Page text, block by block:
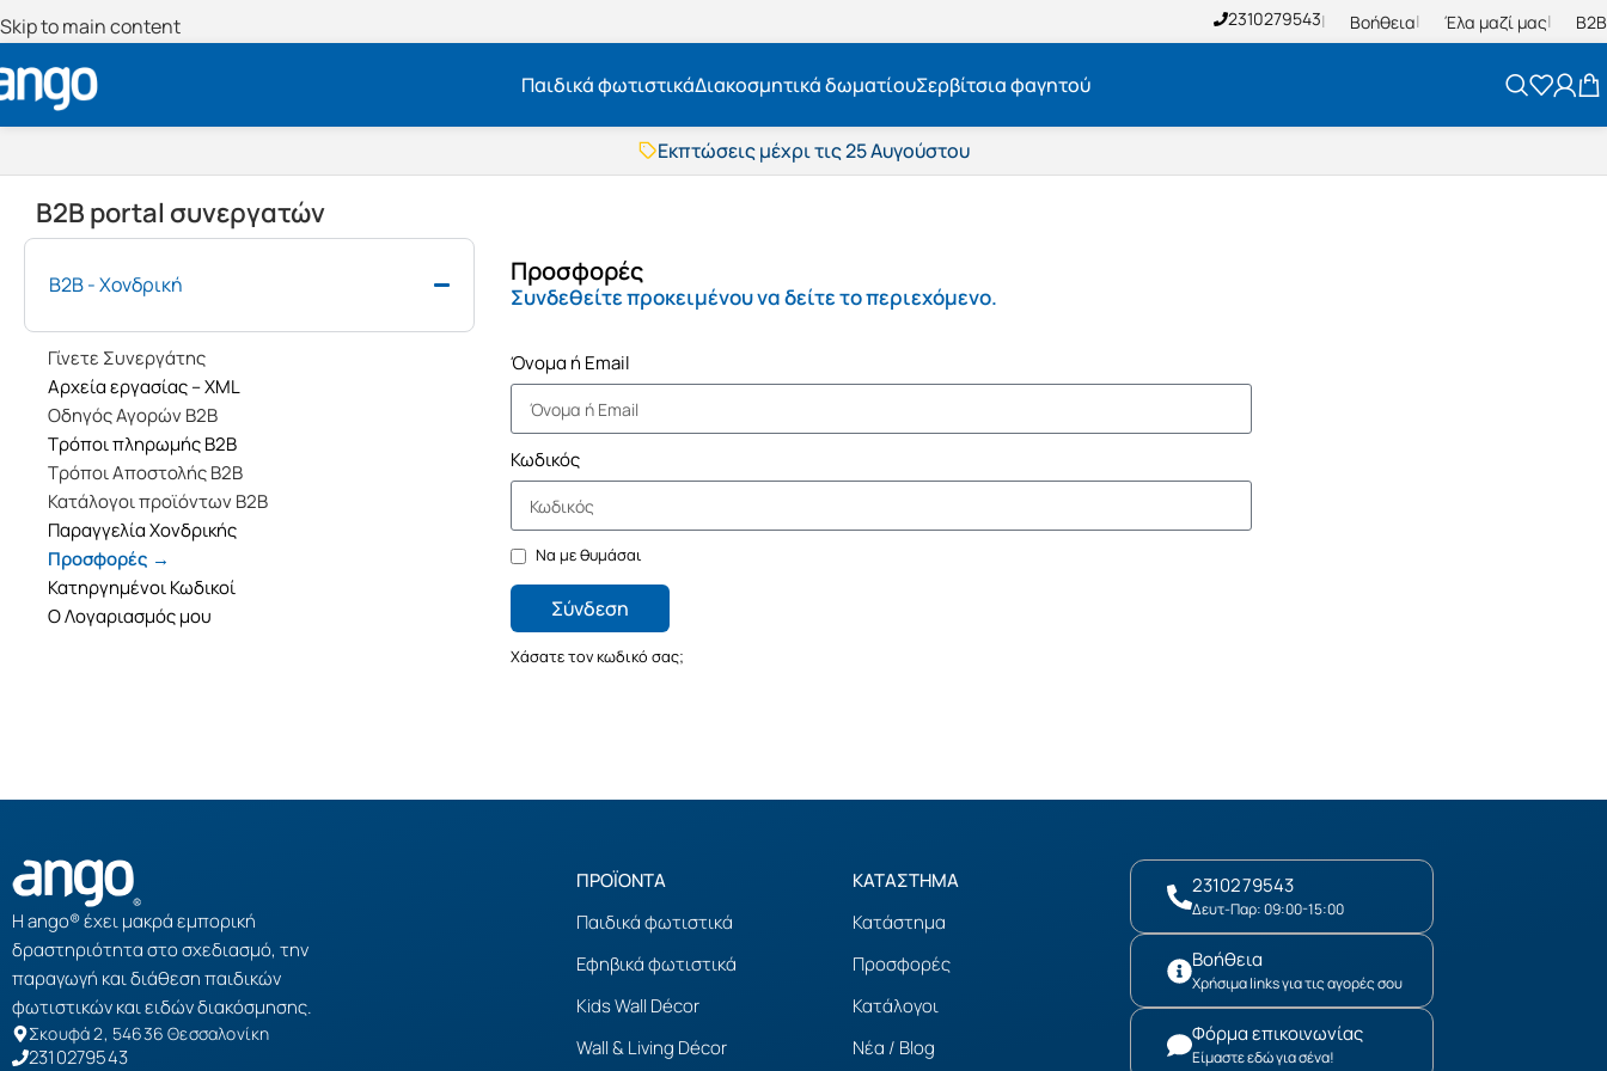
Skip to main content 2310279543 Βοήθεια Έλα μαζί μας B2B
Παιδικά φωτιστικάΔιακοσμητικά δωματίουΣερβίτσια φαγητού
Εκπτώσεις μέχρι τις 25 Αυγούστου
Δωρεάν μεταφορικά
Δωρεάν μεταφορικά
BOXNOW αποστολή
B2B portal συνεργατών
B2B - Χονδρική
Γίνετε Συνεργάτης
Αρχεία εργασίας – XML
Οδηγός Αγορών Β2Β
Τρόποι πληρωμής Β2Β
Τρόποι Αποστολής Β2Β
Κατάλογοι προϊόντων Β2Β
Παραγγελία Χονδρικής
Προσφορές →
Κατηργημένοι Κωδικοί
Ο Λογαριασμός μου
Προσφορές
Συνδεθείτε προκειμένου να δείτε το περιεχόμενο.
Όνομα ή Email
Κωδικός
Να με θυμάσαι
Σύνδεση
Χάσατε τον κωδικό σας;
Η ango® έχει μακρά εμπορική
δραστηριότητα στο σχεδιασμό, την
παραγωγή και διάθεση παιδικών
φωτιστικών και ειδών διακόσμησης.
Σκουφά 2, 54636 Θεσσαλονίκη
2310279543
ΠΡΟΪΟΝΤΑ
Παιδικά φωτιστικά
Εφηβικά φωτιστικά
Kids Wall Décor
Wall & Living Décor
ΚΑΤΑΣΤΗΜΑ
Κατάστημα
Προσφορές
Κατάλογοι
Νέα / Blog
2310279543
Δευτ-Παρ: 09:00-15:00
Βοήθεια
Χρήσιμα links για τις αγορές σου
Φόρμα επικοινωνίας
Είμαστε εδώ για σένα!